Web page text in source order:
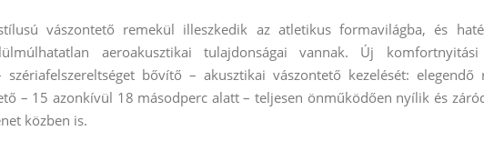
vászontető remekül illeszkedik az atletikus formavilágba, és
aeroakusztikai tulajdonságai vannak. Új
bővítő – akusztikai vászontető kezelését:
– 15 azonkívül 18 másodperc alatt – teljesen önműködően nyílik és
közben is.